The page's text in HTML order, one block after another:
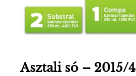
Asztali só – 2015/4